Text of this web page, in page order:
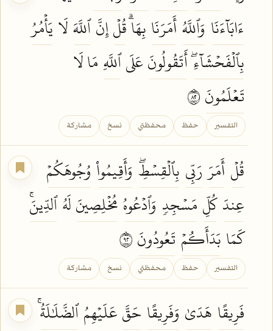
ءَابَآءَنَا وَٱللَّهُأَمَرَنَا بِهَاۗقُلۡإِنَّٱللَّهَلَا يَأۡمُرُ
بِٱلۡفَحۡشَآءِۖأَتَقُولُونَعَلَىٱللَّهِ مَا لَا
تَعۡلَمُونَ
التفسير حفظ محفظتي نسخ مشاركة
قُلۡ أَمَرَ رَبِّي بِٱلۡقِسۡطِۖ وَأَقِيمُواْ وُجُوهَكُمۡ
عِندَكُلِّ مَسۡجِدٖ وَٱدۡعُوهُمُخۡلِصِينَلَهُٱلدِّينَۚ
كَمَا بَدَأَكُمۡ تَعُودُونَ
التفسير حفظ محفظتي نسخ مشاركة
فَرِيقًا هَدَىٰ وَفَرِيقًا حَقَّعَلَيۡهِمُٱلضَّلَٰلَةُۚ